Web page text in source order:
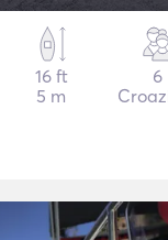
16 ft
5 m
6